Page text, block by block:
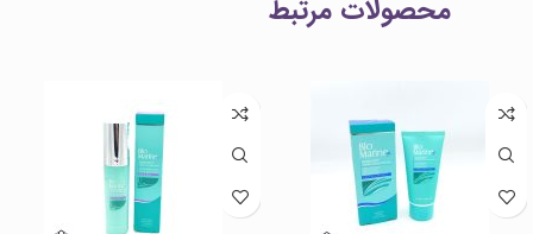
محصولات مرتبط